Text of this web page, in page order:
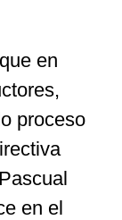
en
proceso
en el